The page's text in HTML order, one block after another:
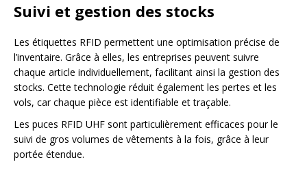
Suivi et gestion des stocks
Les étiquettes RFID permettent une optimisation précise de
l’inventaire. Grâce à elles, les entreprises peuvent suivre
chaque article individuellement, facilitant ainsi la gestion des
stocks. Cette technologie réduit également les pertes et les
vols, car chaque pièce est identifiable et traçable.
Les puces RFID UHF sont particulièrement efficaces pour le
suivi de gros volumes de vêtements à la fois, grâce à leur
portée étendue.